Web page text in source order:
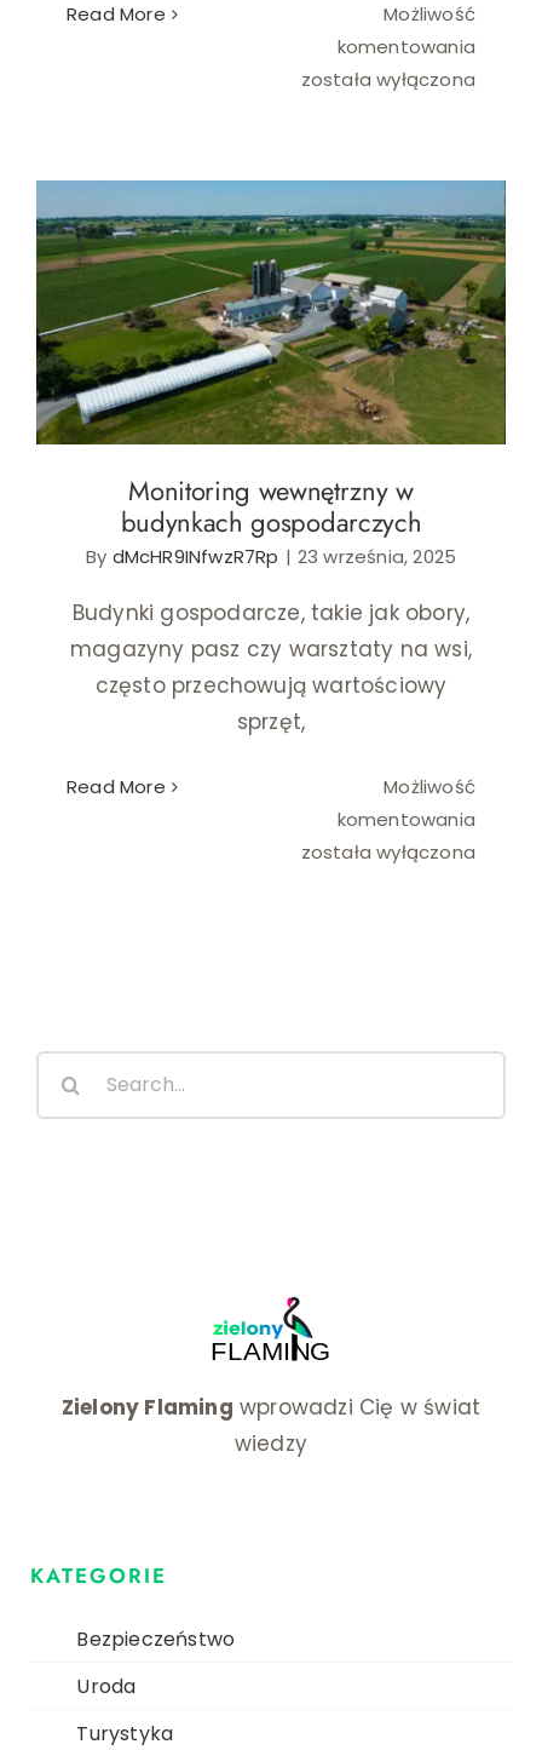
Read More
Możliwość
komentowania
–
czy
niska
cena
gorszą
jakość?
została wyłączona
Monitoring wewnętrzny w budynkach
gospodarczych
Monitoring wewnętrzny w
budynkach gospodarczych
By dMcHR9INfwzR7Rp | 23 września, 2025
Budynki gospodarcze, takie jak obory,
magazyny pasz czy warsztaty na wsi,
często przechowują wartościowy
sprzęt,
Read More
Możliwość
komentowania
została wyłączona
Zielony Flaming wprowadzi Cię w świat
wiedzy
KATEGORIE
Bezpieczeństwo
Uroda
Turystyka